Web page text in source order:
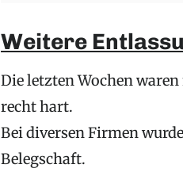
Weitere
Die letzten Wochen
recht hart.
Bei diversen Firmen
Belegschaft.